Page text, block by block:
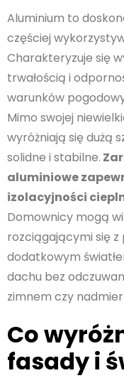
Aluminium to
częściej
Charakteryzuje się
trwałością i
warunków
Mimo swojej
wyróżniają się dużą
solidne i stabilne.
aluminiowe
izolacyjności
Domownicy mogą
rozciągającymi się
dodatkowym
dachu bez
zimnem czy
Co
fasady i